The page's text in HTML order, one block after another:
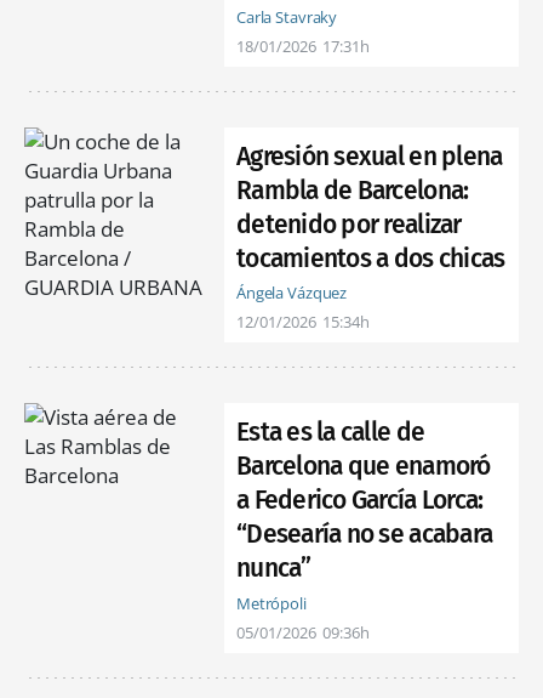
Carla Stavraky
18/01/2026 17:31h
Agresión sexual en plena
Rambla de Barcelona:
detenido por realizar
tocamientos a dos chicas
Ángela Vázquez
12/01/2026 15:34h
Esta es la calle de
Barcelona que enamoró
a Federico García Lorca:
“Desearía no se acabara
nunca”
Metrópoli
05/01/2026 09:36h